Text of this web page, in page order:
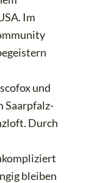
Im
und
Saarpfalz-
Durch
bleiben